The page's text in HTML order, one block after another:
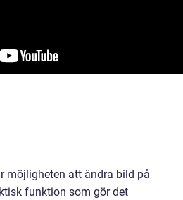
möjligheten att ändra bild på
funktion som gör det